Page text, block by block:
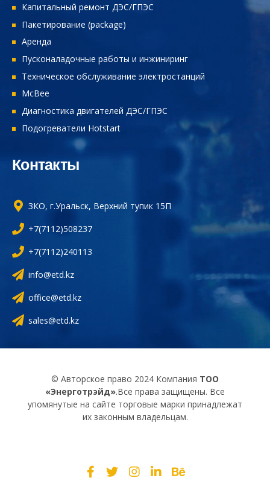
Капитальный ремонт ДЭС/ГПЭС
Пакетирование (package)
Аренда
Пусконаладочные работы и инжиниринг
Техническое обслуживание электростанций
McBee
Диагностика двигателей ДЭС/ГПЭС
Подогреватели Hotstart
Контакты
ЗКО, г.Уральск, Верхний тупик 15П
+7(7112)508237
+7(7112)240113
info@etd.kz
office@etd.kz
sales@etd.kz
© Авторское право 2024 Компания ТОО
«Энерготрэйд».Все права защищены. Все
упомянутые на сайте торговые марки принадлежат
их законным владельцам.